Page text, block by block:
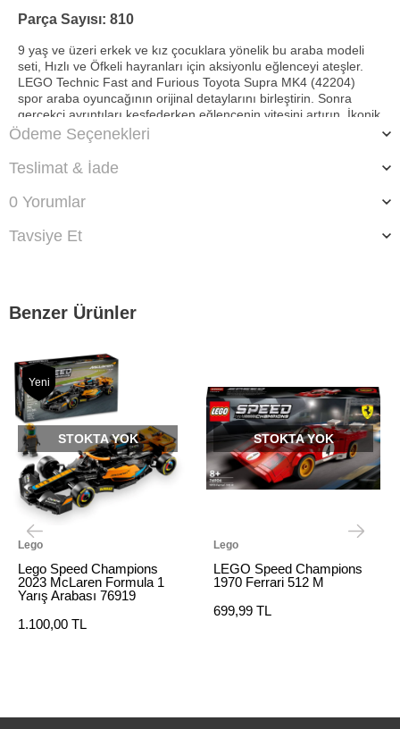
Parça Sayısı: 810
9 yaş ve üzeri erkek ve kız çocuklara yönelik bu araba modeli
seti, Hızlı ve Öfkeli hayranları için aksiyonlu eğlenceyi ateşler.
LEGO Technic Fast and Furious Toyota Supra MK4 (42204)
spor araba oyuncağının orijinal detaylarını birleştirin. Sonra
gerçekçi ayrıntıları keşfederken eğlencenin vitesini artırın. İkonik
bir film arabasının bu model versiyonunda 6 silindirli motor,
direksiyon, açılan kaput ve çıkarılabilir Targa üst tavan bulunur.
Tıpkı ilk Hızlı ve Öfkeli filminin heyecan verici sahnelerindeki gibi
Bu Supra oyuncak araba seti, Hızlı ve Öfkeli arabalarını seven
serisine olan tutkunuzu paylaşırken birlikte inşa etmek için
Builder uygulamasıyla çocuklara kolay ve sezgisel bir yapım
Ödeme Seçenekleri
Teslimat & İade
0 Yorumlar
Tavsiye Et
Benzer Ürünler
Yeni
STOKTA YOK
Lego
Lego Speed Champions
2023 McLaren Formula 1
Yarış Arabası 76919
1.100,00 TL
STOKTA YOK
Lego
LEGO Speed Champions
1970 Ferrari 512 M
699,99 TL